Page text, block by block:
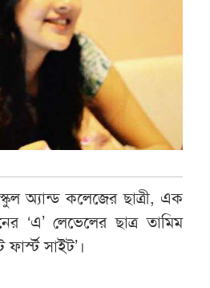
অ্যান্ড কলেজের ছাত্রী, এক
‘এ’ লেভেলের ছাত্র তামিম
সাইট’।